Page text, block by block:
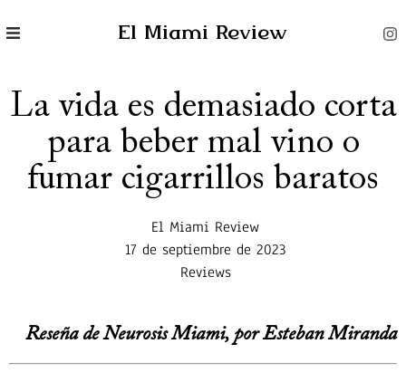
El Miami Review
La vida es demasiado corta
para beber mal vino o
fumar cigarrillos baratos
El Miami Review
17 de septiembre de 2023
Reviews
Reseña de Neurosis Miami, por Esteban Miranda